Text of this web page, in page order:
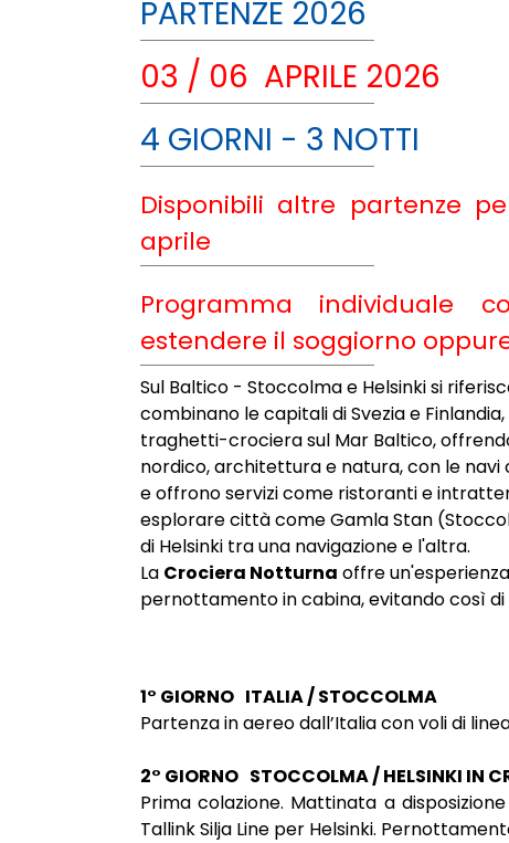
PARTENZE 2026
03 / 06 APRILE 2026
4 GIORNI - 3 NOTTI
Disponibili altre partenze
aprile
Programma individuale
estendere il soggiorno
Sul Baltico - Stoccolma e Helsinki si
combinano le capitali di Svezia e
traghetti-crociera sul Mar Baltico,
nordico, architettura e natura, con le navi
e offrono servizi come ristoranti e
esplorare città come Gamla Stan
di Helsinki tra una navigazione e l'altra.
La Crociera Notturna offre
pernottamento in cabina, evitando così
1° GIORNO ITALIA / STOCCOLMA
Partenza in aereo dall’Italia con voli di
2° GIORNO STOCCOLMA / HELSINKI IN
Prima colazione. Mattinata a
Tallink Silja Line per Helsinki.